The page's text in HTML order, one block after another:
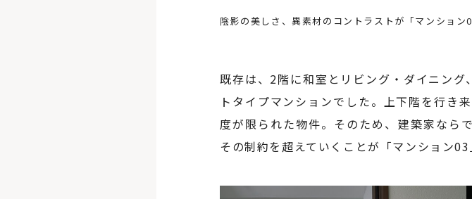
陰影の美しさ、異素材のコントラストが「マンション
既存は、2階に和室とリビング・ダイニン
トタイプマンションでした。上下階を行き
度が限られた物件。そのため、建築家なら
その制約を超えていくことが「マンション